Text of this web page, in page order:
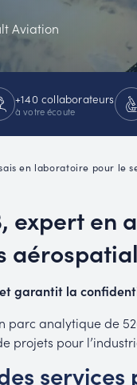
PMUC
Aviation
+140 collaborateurs
à votre écoute
en laboratoire pour le
expert en
garantit la
analytique de
projets pour